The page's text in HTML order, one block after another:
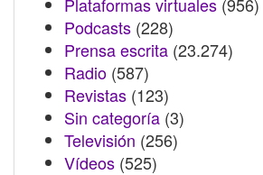
Podcasts (228)
Prensa escrita (23.274)
Radio (587)
Revistas (123)
Sin categoría (3)
Televisión (256)
Vídeos (525)